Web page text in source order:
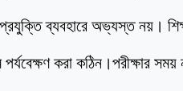
প্রযুক্তি ব্যবহারে অভ্যস্ত নয়।
পর্যবেক্ষণ করা কঠিন।পরীক্ষার